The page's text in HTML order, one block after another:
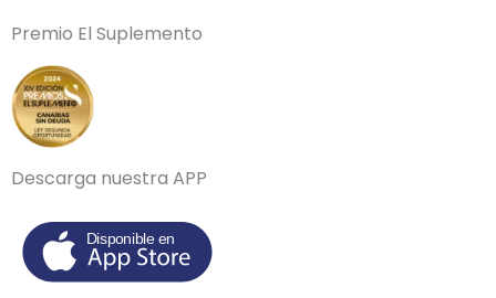
Premio El Suplemento
Descarga nuestra APP